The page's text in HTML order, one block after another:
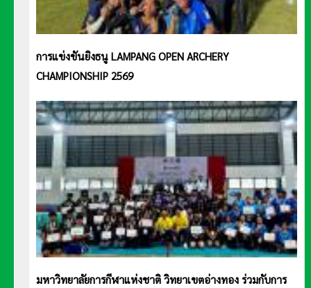
การแข่งขันยิงธนู LAMPANG OPEN ARCHERY
CHAMPIONSHIP 2569
มหาวิทยาลัยการกีฬาแห่งชาติ วิทยาเขตอ่างทอง ร่วมกับการ